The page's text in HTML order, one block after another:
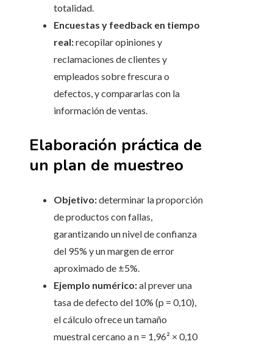
totalidad.
Encuestas y feedback en tiempo
real:recopilar opiniones y
reclamaciones de clientes y
empleados sobre frescura o
defectos, y compararlas con la
información de ventas.
Elaboración práctica de
un plan de muestreo
Objetivo:determinar la proporción
de productos con fallas,
garantizando un nivel de confianza
del 95% y un margen de error
aproximado de ±5%.
Ejemplo numérico:al prever una
tasa de defecto del 10% (p = 0,10),
el cálculo ofrece un tamaño
muestral cercano a n = 1,96² × 0,10